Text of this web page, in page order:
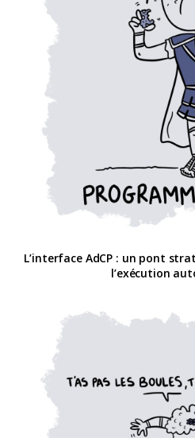
L’interface AdCP : un pont
l’exécution